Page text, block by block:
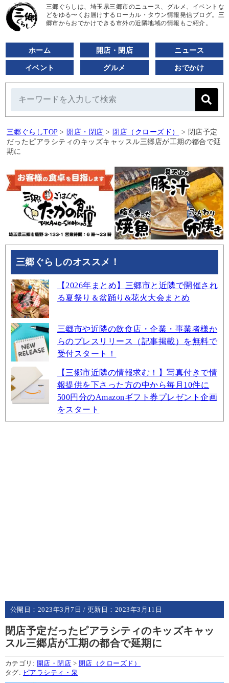
三郷ぐらしは、埼玉県三郷市のニュース、グルメ、イベントな
どをゆる〜くお届けするローカル・タウン情報発信ブログ。三
郷市からおでかけできる市外の近隣地域の情報もご紹介。
ホーム 開店・閉店 ニュース
イベント グルメ おでかけ
三郷ぐらしTOP > 開店・閉店 > 閉店（クローズド） > 閉店予定
だったピアラシティのキッズキャッスル三郷店が工期の都合で延
期に
三郷ぐらしのオススメ！
【2026年まとめ】三郷市と近隣で開催され
る夏祭り＆盆踊り&花火大会まとめ
三郷市や近隣の飲食店・企業・事業者様か
らのプレスリリース（記事掲載）を無料で
受付スタート！
【三郷市近隣の情報求む！】写真付きで情
報提供を下さった方の中から毎月10件に
500円分のAmazonギフト券プレゼント企画
をスタート
公開日： 2023年3月7日 / 更新日： 2023年3月11日
閉店予定だったピアラシティのキッズキャッ
スル三郷店が工期の都合で延期に
カテゴリ: 開店・閉店 > 閉店（クローズド）
タグ: ピアラシティ・泉